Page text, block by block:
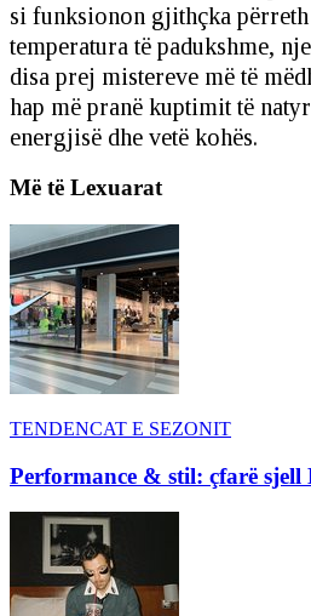
si funksionon gjithçka përreth
temperatura të padukshme,
disa prej mistereve më të
hap më pranë kuptimit të
energjisë dhe vetë kohës.
Më të Lexuarat
TENDENCAT E SEZONIT
Performance & stil: çfarë sjell